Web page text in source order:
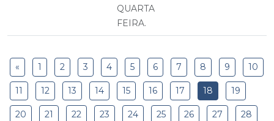
QUARTA
FEIRA.
« 1 2 3 4 5 6 7 8 9 10
11 12 13 14 15 16 17 18 19
20 21 22 23 24 25 26 27 28